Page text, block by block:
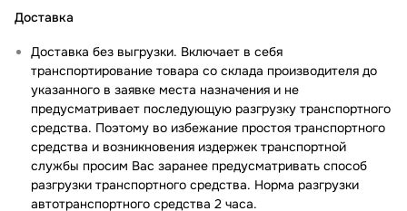
Доставка
Доставка без выгрузки. Включает в себя
транспортирование товара со склада производителя до
указанного в заявке места назначения и не
предусматривает последующую разгрузку транспортного
средства. Поэтому во избежание простоя транспортного
средства и возникновения издержек транспортной
службы просим Вас заранее предусматривать способ
разгрузки транспортного средства. Норма разгрузки
автотранспортного средства 2 часа.